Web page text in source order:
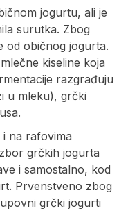
jogurtu, ali je
surutka. Zbog
od običnog jogurta.
kiseline koja
razgrađuju
u mleku), grčki
na rafovima
grčkih jogurta
i samostalno, kod
Prvenstveno zbog
grčki jogurti